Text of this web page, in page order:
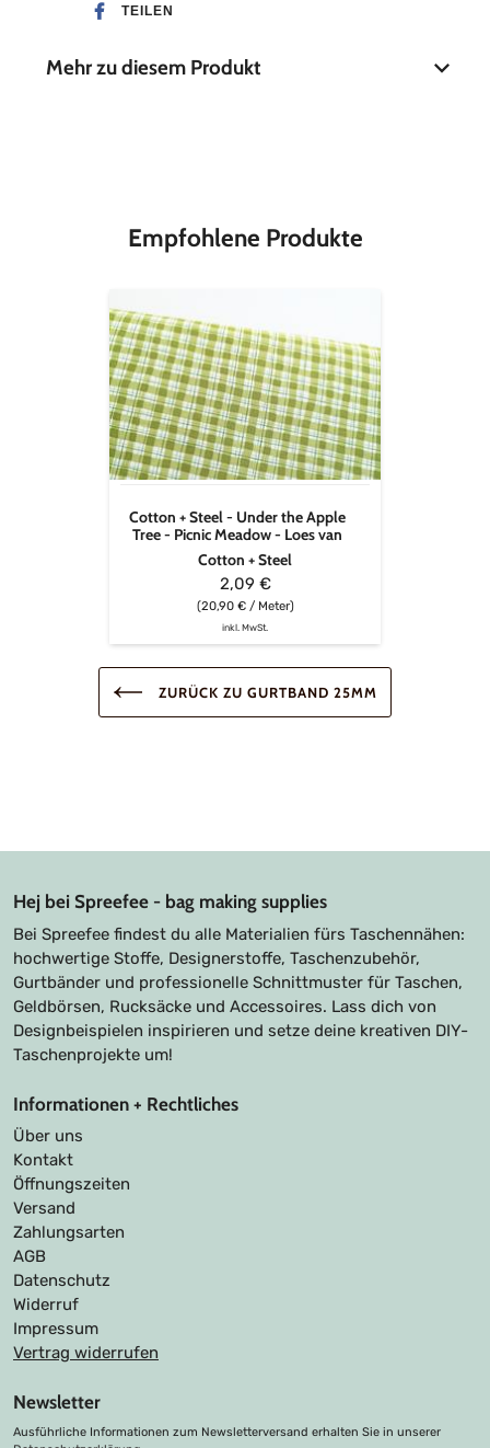
TEILEN
Mehr zu diesem Produkt
Empfohlene Produkte
Cotton
+
Steel
-
Under
the
Apple
Tree
-
Meadow
Cotton + Steel - Under the Apple
Tree - Picnic Meadow - Loes van
Oosten
Cotton + Steel
2,09 €
(20,90 € / Meter)
inkl. MwSt.
ZURÜCK ZU GURTBAND 25MM
Hej bei Spreefee - bag making supplies
Bei Spreefee findest du alle Materialien fürs Taschennähen:
hochwertige Stoffe, Designerstoffe, Taschenzubehör,
Gurtbänder und professionelle Schnittmuster für Taschen,
Geldbörsen, Rucksäcke und Accessoires. Lass dich von
Designbeispielen inspirieren und setze deine kreativen DIY-
Taschenprojekte um!
Informationen + Rechtliches
Über uns
Kontakt
Öffnungszeiten
Versand
Zahlungsarten
AGB
Datenschutz
Widerruf
Impressum
Vertrag widerrufen
Newsletter
Ausführliche Informationen zum Newsletterversand erhalten Sie in unserer